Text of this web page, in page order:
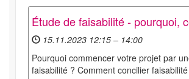
Étude de faisabilité - pourquoi,
15.11.2023 12:15 – 14:00
Pourquoi commencer votre projet par
faisabilité ? Comment concilier